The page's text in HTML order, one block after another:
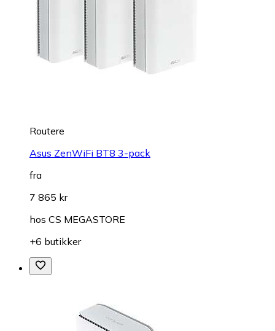
Routere
Asus ZenWiFi BT8 3-pack
fra
7 865 kr
hos CS MEGASTORE
+6 butikker